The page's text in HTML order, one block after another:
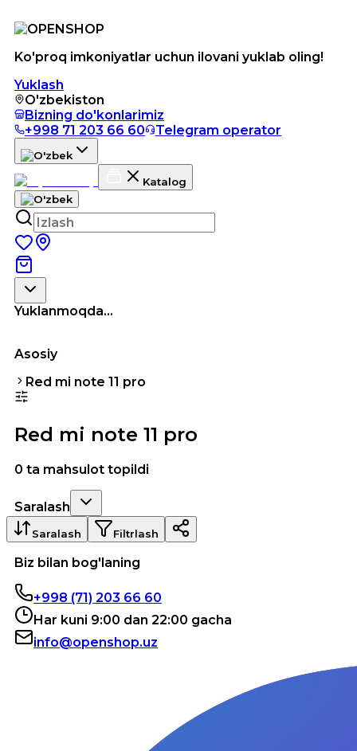
Ko'proq imkoniyatlar uchun ilovani yuklab oling!
Yuklash
O'zbekiston
Bizning do'konlarimiz
+998 71 203 66 60
Telegram operator
Katalog
Yuklanmoqda...
Asosiy
Red mi note 11 pro
Red mi note 11 pro
0 ta mahsulot topildi
Saralash
Saralash Filtrlash
Biz bilan bog'laning
+998 (71) 203 66 60
Har kuni 9:00 dan 22:00 gacha
info@openshop.uz